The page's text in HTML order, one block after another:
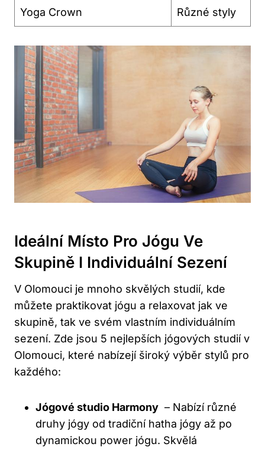
Yoga Crown Různé styly
Ideální ‍místo Pro Jógu Ve
Skupině I Individuální Sezení
V Olomouci je mnoho skvělých studií, kde⁢
můžete praktikovat jógu a​ relaxovat jak ve
skupině, tak⁤ ve svém vlastním individuálním
sezení. Zde jsou 5 nejlepších jógových studií v
Olomouci, které nabízejí široký výběr stylů pro
každého:
Jógové studio Harmony ⁤ – Nabízí různé
druhy jógy od tradiční hatha jógy až po
dynamickou power jógu. Skvělá